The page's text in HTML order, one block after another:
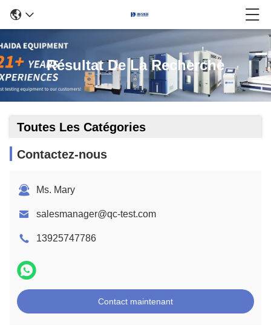
Résultat De La Recherche
Toutes Les Catégories
Contactez-nous
Ms. Mary
salesmanager@qc-test.com
13925747786
Contact maintenant